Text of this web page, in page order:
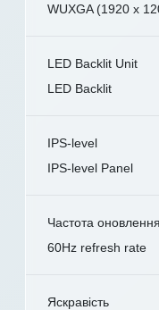
WUXGA (1920 x
LED Backlit Unit
LED Backlit
IPS-level
IPS-level Panel
Частота оновлення
60Hz refresh rate
Яскравість